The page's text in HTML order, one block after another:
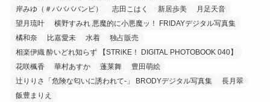
岸みゆ（＃ババババンビ）
志田こはく 新居歩美
月足天音
望月琉叶
横野すみれ 悪魔的に小悪魔ッ！ FRIDAYデジタル写真集
橘和奈
比嘉愛未 水着
独占販売
相楽伊織 酔いどれ知らず 【STRiKE！ DIGITAL PHOTOBOOK 040】
花咲楓香
華村あすか 蓬莱舞
豊田萌絵
辻りりさ「危険な匂いに誘われて-」 BRODYデジタル写真集
長月翠
飯豊まりえ